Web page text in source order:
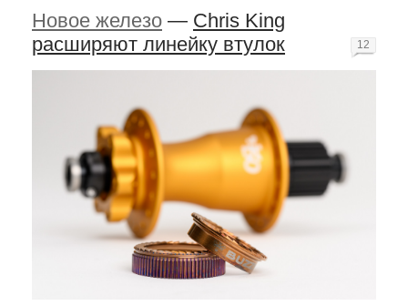
Новое железо — Chris King
расширяют линейку втулок
12